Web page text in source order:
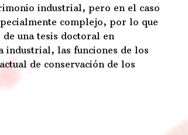
industrial, pero en el caso
complejo, por lo que
una tesis doctoral en
industrial, las funciones de los
de conservación de los